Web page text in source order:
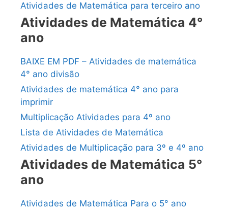
Atividades de Matemática para terceiro ano
Atividades de Matemática 4°
ano
BAIXE EM PDF – Atividades de matemática
4° ano divisão
Atividades de matemática 4° ano para
imprimir
Multiplicação Atividades para 4º ano
Lista de Atividades de Matemática
Atividades de Multiplicação para 3º e 4º ano
Atividades de Matemática 5°
ano
Atividades de Matemática Para o 5° ano